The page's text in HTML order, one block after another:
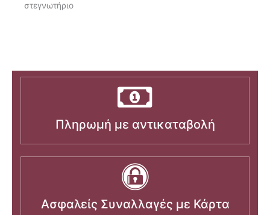
στεγνωτήριο
Πληρωμή με αντικαταβολή
Ασφαλείς Συναλλαγές με Κάρτα